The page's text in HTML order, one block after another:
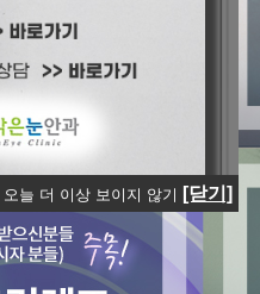
오늘 더 이상 보이지 않기 [닫기]